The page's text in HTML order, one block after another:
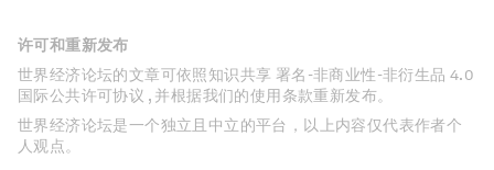
许可和重新发布
世界经济论坛的文章可依照知识共享 署名-非商业性-非衍生品 4.0
国际公共许可协议 , 并根据我们的使用条款重新发布。
世界经济论坛是一个独立且中立的平台，以上内容仅代表作者个
人观点。